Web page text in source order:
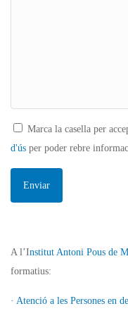
Marca la casella per
d'ús per poder rebre
A l’Institut Antoni Pous de
formatius:
· Atenció a les Persones en